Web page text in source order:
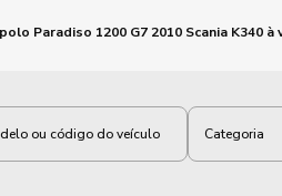
Paradiso 1200 G7 2010 Scania K340 à